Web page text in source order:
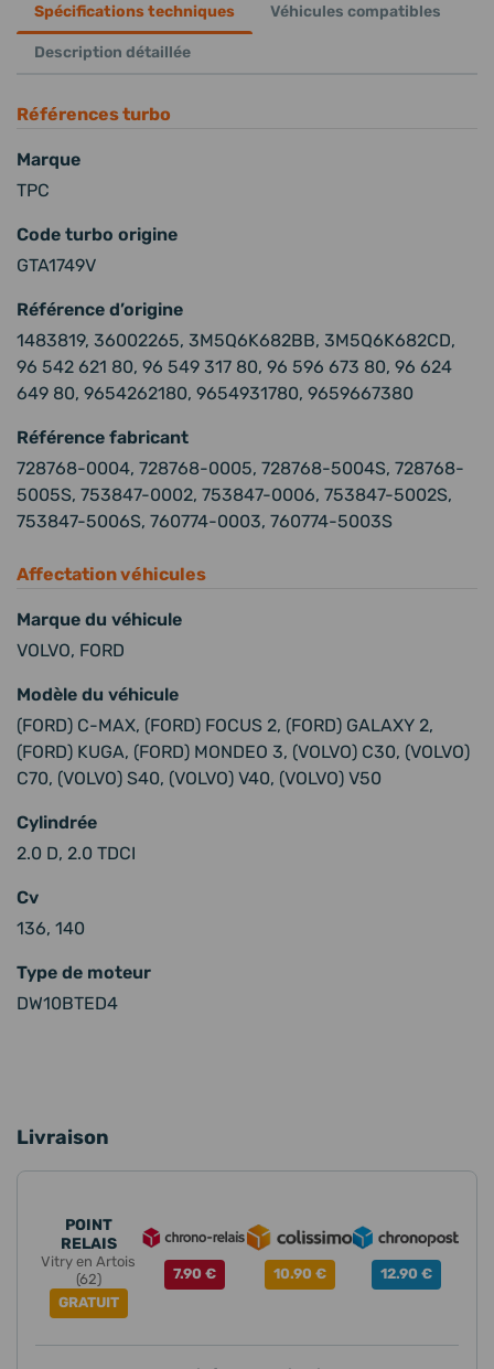
Spécifications techniques Véhicules compatibles
Description détaillée
Références turbo
Marque
TPC
Code turbo origine
GTA1749V
Référence d’origine
1483819, 36002265, 3M5Q6K682BB, 3M5Q6K682CD,
96 542 621 80, 96 549 317 80, 96 596 673 80, 96 624
649 80, 9654262180, 9654931780, 9659667380
Référence fabricant
728768-0004, 728768-0005, 728768-5004S, 728768-
5005S, 753847-0002, 753847-0006, 753847-5002S,
753847-5006S, 760774-0003, 760774-5003S
Affectation véhicules
Marque du véhicule
VOLVO, FORD
Modèle du véhicule
(FORD) C-MAX, (FORD) FOCUS 2, (FORD) GALAXY 2,
(FORD) KUGA, (FORD) MONDEO 3, (VOLVO) C30, (VOLVO)
C70, (VOLVO) S40, (VOLVO) V40, (VOLVO) V50
Cylindrée
2.0 D, 2.0 TDCI
Cv
136, 140
Type de moteur
DW10BTED4
Livraison
POINT
RELAIS
Vitry en Artois
(62)
GRATUIT
7.90 € 10.90 € 12.90 €